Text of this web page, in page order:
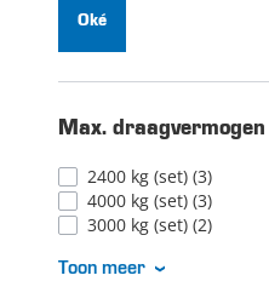
Oké
Max. draagvermogen
2400 kg (set) (3)
4000 kg (set) (3)
3000 kg (set) (2)
Toon meer